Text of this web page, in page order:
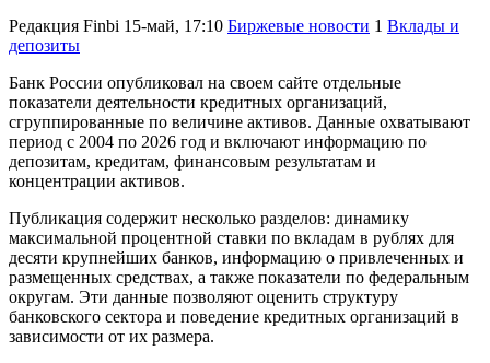
Редакция Finbi 15-май, 17:10 Биржевые новости 1 Вклады и
депозиты
Банк России опубликовал на своем сайте отдельные
показатели деятельности кредитных организаций,
сгруппированные по величине активов. Данные охватывают
период с 2004 по 2026 год и включают информацию по
депозитам, кредитам, финансовым результатам и
концентрации активов.
Публикация содержит несколько разделов: динамику
максимальной процентной ставки по вкладам в рублях для
десяти крупнейших банков, информацию о привлеченных и
размещенных средствах, а также показатели по федеральным
округам. Эти данные позволяют оценить структуру
банковского сектора и поведение кредитных организаций в
зависимости от их размера.